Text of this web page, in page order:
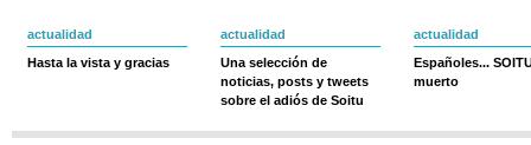
actualidad
Hasta la vista y gracias
actualidad
Una selección de
noticias, posts y tweets
sobre el adiós de Soitu
actualidad
Españoles...
muerto